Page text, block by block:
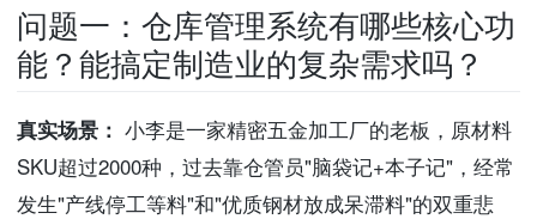
问题一：仓库管理系统有哪些核心功
能？能搞定制造业的复杂需求吗？
真实场景： 小李是一家精密五金加工厂的老板，原材料
SKU超过2000种，过去靠仓管员"脑袋记+本子记"，经常
发生"产线停工等料"和"优质钢材放成呆滞料"的双重悲